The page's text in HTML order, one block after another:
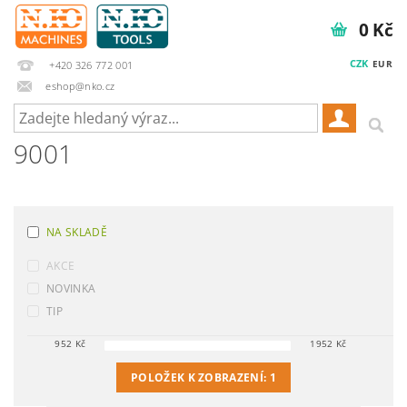
+420 326 772 001
eshop@nko.cz
CZK EUR
0 Kč
9001
NA SKLADĚ
AKCE
NOVINKA
TIP
952 Kč 1952 Kč
POLOŽEK K ZOBRAZENÍ: 1